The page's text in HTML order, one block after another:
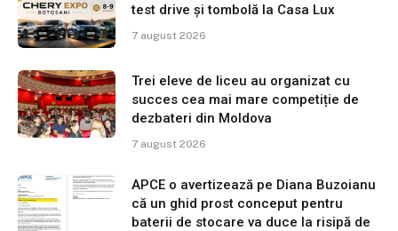
test drive și tombolă la Casa Lux
7 august 2026
Trei eleve de liceu au organizat cu
succes cea mai mare competiție de
dezbateri din Moldova
7 august 2026
APCE o avertizează pe Diana Buzoianu
că un ghid prost conceput pentru
baterii de stocare va duce la risipă de